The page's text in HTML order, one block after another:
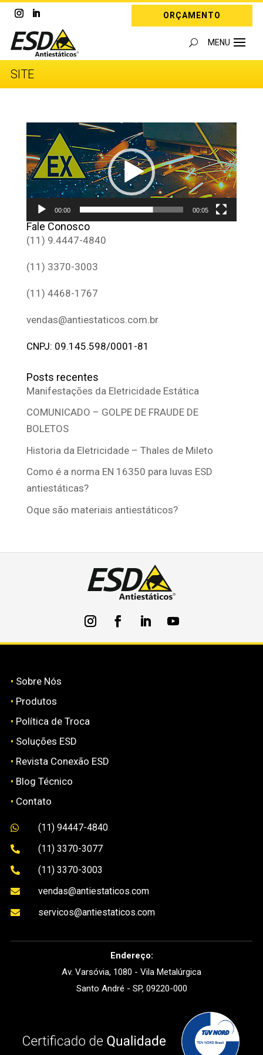
ORÇAMENTO
SITE
Tocador
vídeo
00:00 00:05
Fale Conosco
(11) 9.4447-4840
(11) 3370-3003
(11) 4468-1767
vendas@antiestaticos.com.br
CNPJ: 09.145.598/0001-81
Posts recentes
Manifestações da Eletricidade Estática
COMUNICADO – GOLPE DE FRAUDE DE
BOLETOS
Historia da Eletricidade – Thales de Mileto
Como é a norma EN 16350 para luvas ESD
antiestáticas?
Oque são materiais antiestáticos?
• Sobre Nós
• Produtos
• Política de Troca
• Soluções ESD
• Revista Conexão ESD
• Blog Técnico
• Contato
 (11) 94447-4840
 (11) 3370-3077
 (11) 3370-3003
 vendas@antiestaticos.com
 servicos@antiestaticos.com
Endereço:
Av. Varsóvia, 1080 - Vila Metalúrgica
Santo André - SP, 09220-000